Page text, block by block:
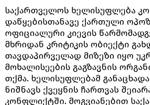
საქართველოს ხელისუფლება
დაწყებისთანავე ქართული
ოფიციალური კიევის
მხრიდან კრიტიკის ობიექტი
თავდაპირველად მიზეზი იყო
მოხალისეების გაგზავნის
თქმა. ხელისუფლებამ
ნიშნავს ქვეყნის ჩართვას
კონფლიქტში. მოგვიანებით